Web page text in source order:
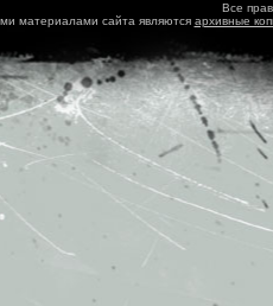
Все
материалами сайта являются архивные